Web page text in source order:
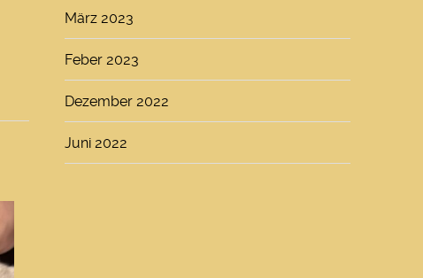
März 2023
Feber 2023
Dezember 2022
Juni 2022